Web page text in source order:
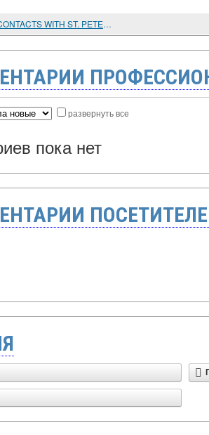
V. I. LENIN'S FIRST CONTACTS WITH ST. PETERSBURG MARXISTS
развернуть все
пока нет